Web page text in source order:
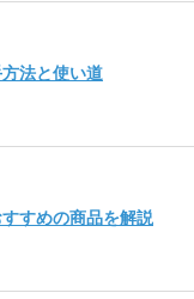
方法と使い道
すすめの商品を解説